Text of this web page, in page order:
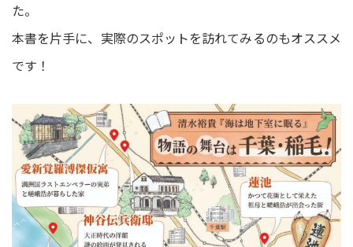
た。
本書を片手に、実際のスポットを訪れてみるのもオススメ
です！